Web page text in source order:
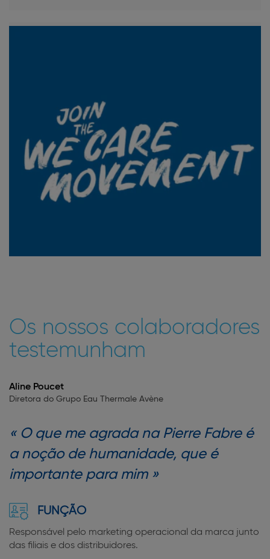
Os nossos colaboradores
testemunham
Aline Poucet
Diretora do Grupo Eau Thermale Avène
O que me agrada na Pierre Fabre é
a noção de humanidade, que é
importante para mim
FUNÇÃO
Responsável pelo marketing operacional da marca junto
das filiais e dos distribuidores.